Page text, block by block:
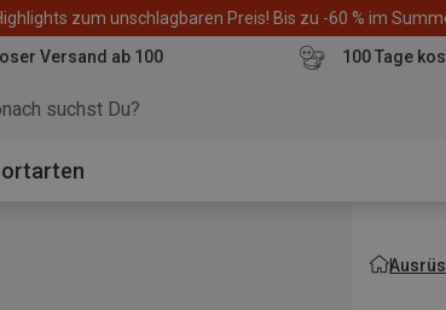
zum unschlagbaren Preis! Bis zu -60 % im
Versand ab 100
100 Tage